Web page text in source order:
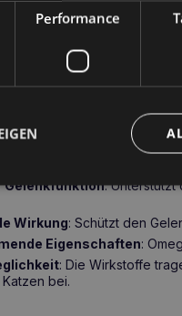
Omega cat 100ml
die Bedürfnisse von Katzen
Regeneration und das
undantioxidativund trägt
Gelenkfunktion: Unterstützt
Wirkung: Schützt den
Eigenschaften:
: Die Wirkstoffe
bei.
Performance